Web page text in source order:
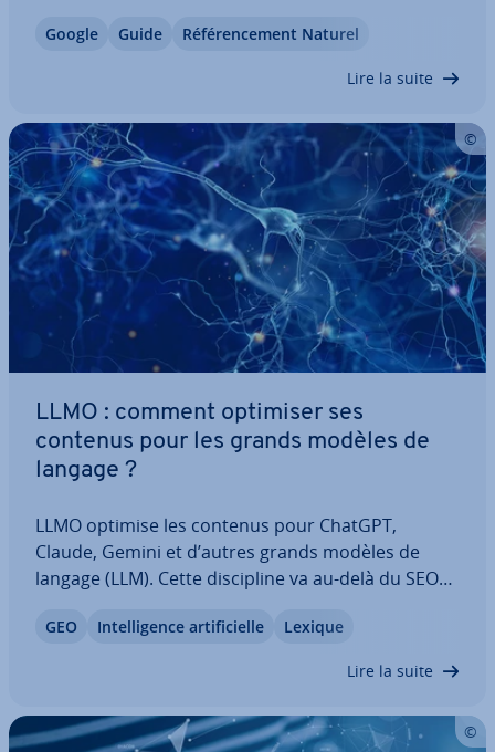
par les crawlers. Vous dé­cou­vri­rez ici ce qu’est l’in­
Google Guide Ré­fé­ren­ce­ment Naturel
Lire la suite
LLMO : comment optimiser ses
contenus pour les grands modèles de
langage ?
LLMO optimise les contenus pour ChatGPT,
Claude, Gemini et d’autres grands modèles de
langage (LLM). Cette dis­ci­pline va au‑delà du SEO
modèles de langage traitent l’in­for­ma­tion.
GEO In­tel­li­gence ar­ti­fi­cielle Lexique
Lire la suite